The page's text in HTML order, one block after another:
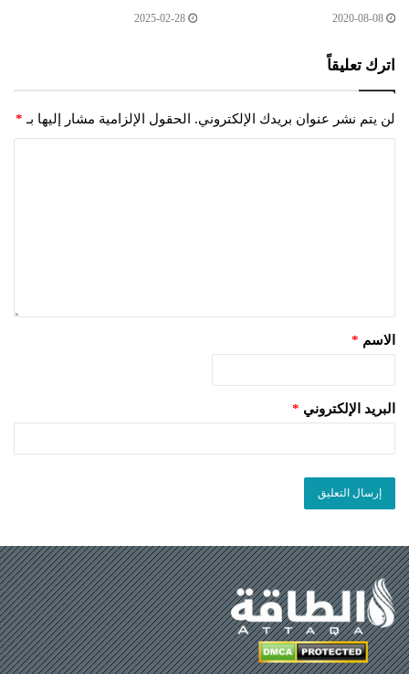
2020-08-08
2025-02-28
اترك تعليقاً
لن يتم نشر عنوان بريدك الإلكتروني. الحقول الإلزامية مشار إليها بـ *
الاسم *
البريد الإلكتروني *